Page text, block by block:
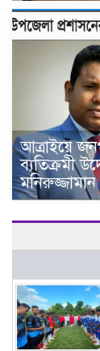
আত্রাইয়ে
ব্যতিক্রমী
মনিরুজ্জামান